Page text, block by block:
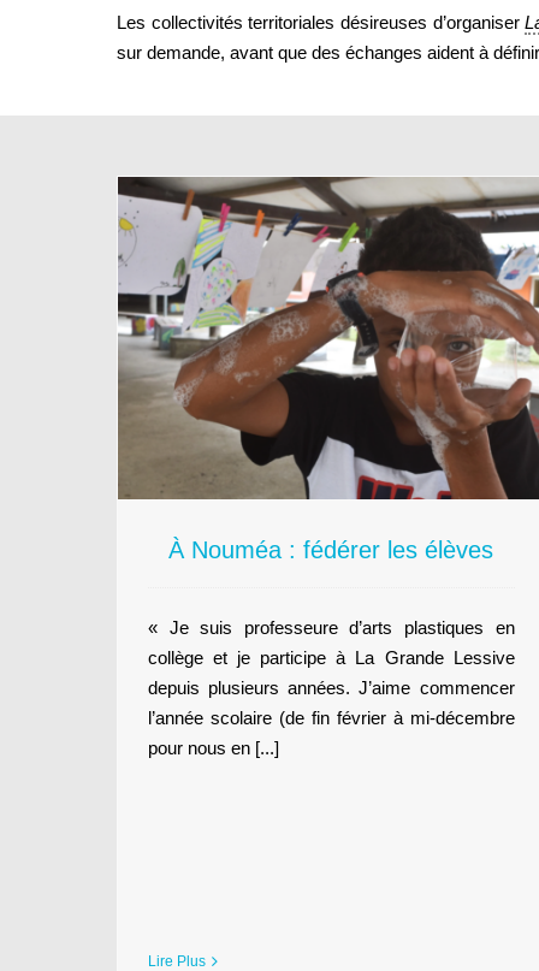
Les collectivités territoriales désireuses d’organiser
sur demande, avant que des échanges aident à
À Nouméa : fédérer les élèves
« Je suis professeure d’arts plastiques en
collège et je participe à La Grande Lessive
depuis plusieurs années. J’aime commencer
l’année scolaire (de fin février à mi-décembre
pour nous en [...]
Lire Plus
Pélussin, commune de la
: 1070 réalisations pour
habitants !
Territoires